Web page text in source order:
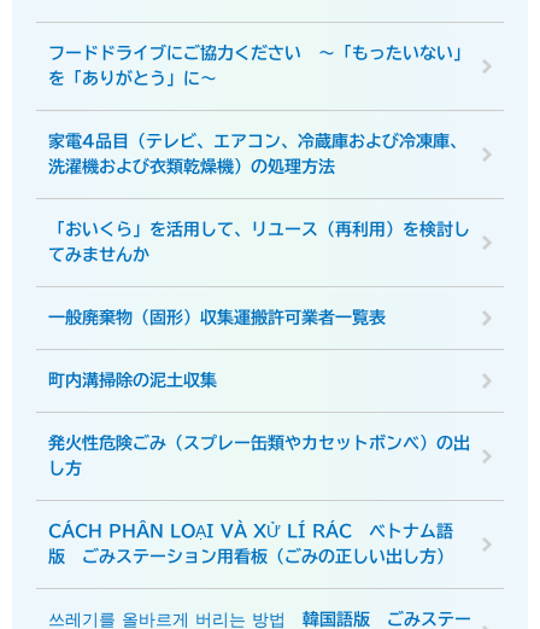
フードドライブにご協力ください ～「もったいない」
を「ありがとう」に～
家電4品目（テレビ、エアコン、冷蔵庫および冷凍庫、
洗濯機および衣類乾燥機）の処理方法
「おいくら」を活用して、リユース（再利用）を検討し
てみませんか
一般廃棄物（固形）収集運搬許可業者一覧表
町内溝掃除の泥土収集
発火性危険ごみ（スプレー缶類やカセットボンベ）の出
し方
CÁCH PHÂN LOẠI VÀ XỬ LÍ RÁC ベトナム語
版 ごみステーション用看板（ごみの正しい出し方）
쓰레기를 올바르게 버리는 방법 韓国語版 ごみステー